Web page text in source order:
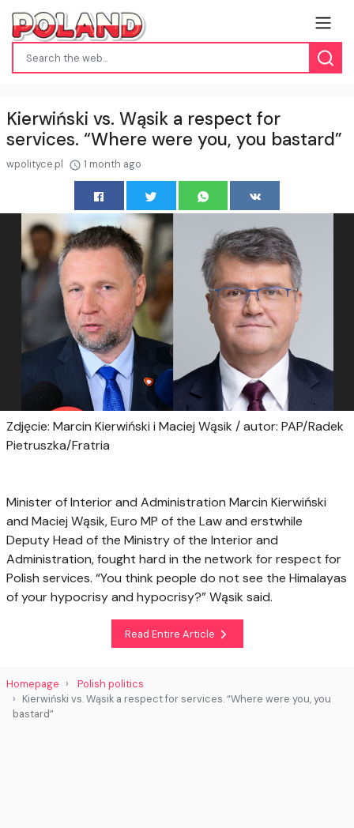
Kierwiński vs. Wąsik a respect for
services. “Where were you, you bastard”
wpolityce.pl 1 month ago
Zdjęcie: Marcin Kierwiński i Maciej Wąsik / autor: PAP/Radek
Pietruszka/Fratria
Minister of Interior and Administration Marcin Kierwiński
and Maciej Wąsik, Euro MP of the Law and erstwhile
Deputy Head of the Ministry of the Interior and
Administration, fought hard in the network for respect for
Polish services. “You think people do not see the Himalayas
of your hypocrisy and hypocrisy?” Wąsik said.
Read Entire Article
Homepage
Polish politics
Kierwiński vs. Wąsik a respect for services. “Where were you, you
bastard”